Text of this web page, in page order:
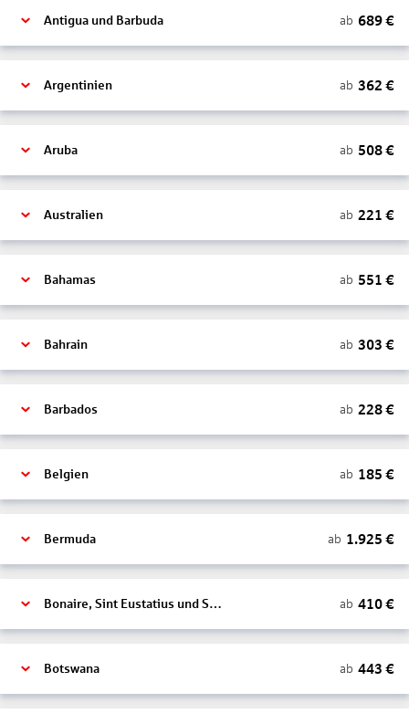
Antigua und Barbuda ab 689€
Argentinien ab 362 €
Aruba ab 508€
Australien ab 221 €
Bahamas ab 551 €
Bahrain ab 303 €
Barbados ab 228€
Belgien ab 185 €
Bermuda ab 1.925 €
Bonaire, Sint Eustatius und Saba ab 410€
Botswana ab 443 €